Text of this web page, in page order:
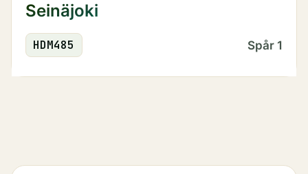
Seinäjoki
HDM485 Spår 1